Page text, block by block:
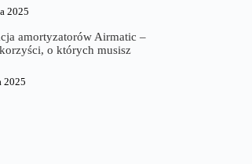
2025
amortyzatorów Airmatic –
o których musisz
2025